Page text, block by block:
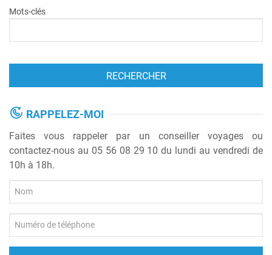
Mots-clés
RAPPELEZ-MOI
Faites vous rappeler par un conseiller voyages ou
contactez-nous au 05 56 08 29 10 du lundi au vendredi de
10h à 18h.